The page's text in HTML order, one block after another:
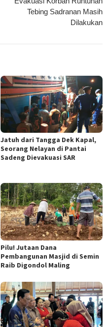
Tebing Sadranan Masih
Dilakukan
Jatuh dari Tangga Dek Kapal,
Seorang Nelayan di Pantai
Sadeng Dievakuasi SAR
Pilu! Jutaan Dana
Pembangunan Masjid di Semin
Raib Digondol Maling